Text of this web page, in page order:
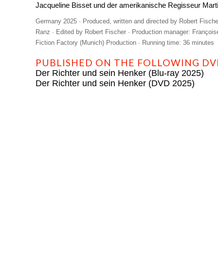
Jacqueline Bisset und der amerikanische Regisseur
Germany 2025 · Produced, written and directed by Robert
Ranz · Edited by Robert Fischer · Production manager:
Fiction Factory (Munich) Production · Running time: 36 minutes
PUBLISHED ON THE FOLLOWING
Der Richter und sein Henker (Blu-ray 2025)
Der Richter und sein Henker (DVD 2025)